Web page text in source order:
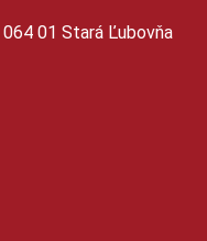
01 Stará Ľubovňa